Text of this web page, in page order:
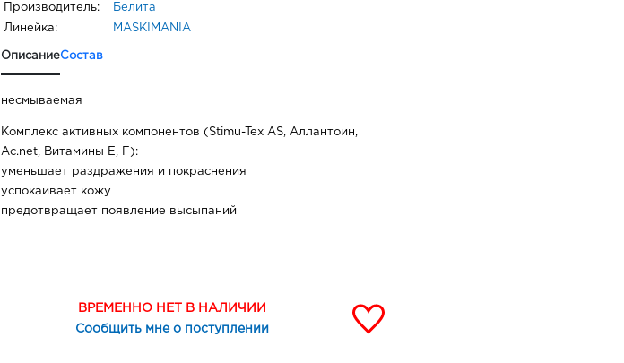
Производитель: Белита
Линейка: MASKIMANIA
ОписаниеСостав
несмываемая
Комплекс активных компонентов (Stimu-Tex AS, Аллантоин,
Ac.net, Витамины E, F):
уменьшает раздражения и покраснения
успокаивает кожу
предотвращает появление высыпаний
ВРЕМЕННО НЕТ В НАЛИЧИИ
Сообщить мне о поступлении